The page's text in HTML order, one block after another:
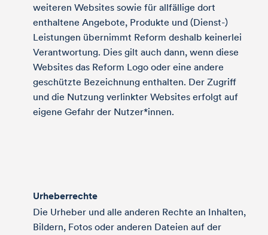
weiteren Websites sowie für allfällige dort
enthaltene Angebote, Produkte und (Dienst-)
Leistungen übernimmt Reform deshalb keinerlei
Verantwortung. Dies gilt auch dann, wenn diese
Websites das Reform Logo oder eine andere
geschützte Bezeichnung enthalten. Der Zugriff
und die Nutzung verlinkter Websites erfolgt auf
eigene Gefahr der Nutzer*innen.
Urheberrechte
Die Urheber und alle anderen Rechte an Inhalten,
Bildern, Fotos oder anderen Dateien auf der